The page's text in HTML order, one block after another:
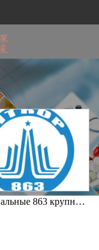
Национальные 863 крупных научных исследований